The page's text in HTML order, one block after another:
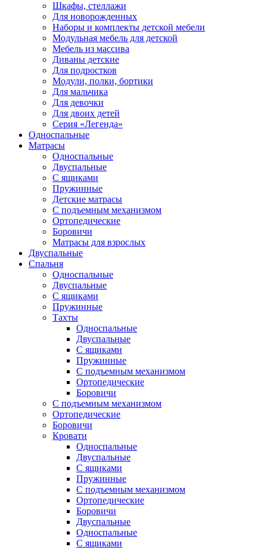
Шкафы, стеллажи
Для новорожденных
Наборы и комплекты детской мебели
Модульная мебель для детской
Мебель из массива
Диваны детские
Для подростков
Модули, полки, бортики
Для мальчика
Для девочки
Для двоих детей
Серия «Легенда»
Односпальные
Матрасы
Односпальные
Двуспальные
С ящиками
Пружинные
Детские матрасы
С подъемным механизмом
Ортопедические
Боровичи
Матрасы для взрослых
Двуспальные
Спальня
Односпальные
Двуспальные
С ящиками
Пружинные
Тахты
Односпальные
Двуспальные
С ящиками
Пружинные
С подъемным механизмом
Ортопедические
Боровичи
С подъемным механизмом
Ортопедические
Боровичи
Кровати
Односпальные
Двуспальные
С ящиками
Пружинные
С подъемным механизмом
Ортопедические
Боровичи
Двуспальные
Односпальные
С ящиками